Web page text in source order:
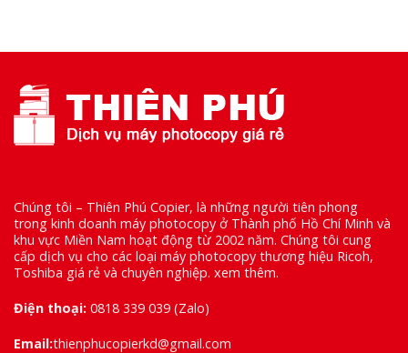
Chúng tôi – Thiên Phú Copier, là những người tiên phong
trong kinh doanh máy photocopy ở Thành phố Hồ Chí Minh và
khu vực Miền Nam hoạt động từ 2002 năm. Chúng tôi cung
cấp dịch vụ cho các loại máy photocopy thương hiệu Ricoh,
Toshiba giá rẻ và chuyên nghiệp. xem thêm.
Điện thoại: 0818 339 039 (Zalo)
Email:thienphucopierkd@gmail.com